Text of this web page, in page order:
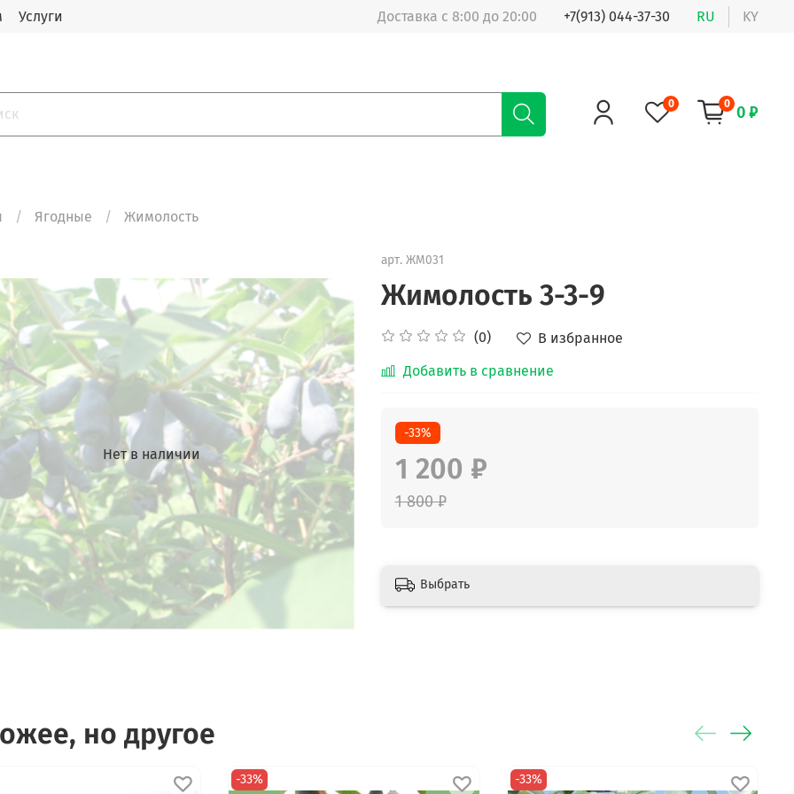
Услуги Доставка с 8:00 до 20:00 +7(913) 044-37-30 RU KY
0 0 0 ₽
Ягодные Жимолость
Нет в наличии
арт. ЖМ031
Жимолость 3-3-9
(0)
В избранное
Добавить в сравнение
-33%
1 200 ₽
1 800 ₽
Выбрать
но другое
-33% -33%